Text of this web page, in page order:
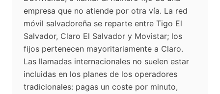
empresa que no atiende por otra vía. La red
móvil salvadoreña se reparte entre Tigo El
Salvador, Claro El Salvador y Movistar; los
fijos pertenecen mayoritariamente a Claro.
Las llamadas internacionales no suelen estar
incluidas en los planes de los operadores
tradicionales: pagas un coste por minuto,